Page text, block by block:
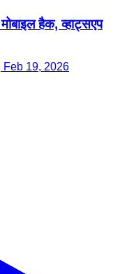
हैक, व्हाट्सएप
Feb 19, 2026